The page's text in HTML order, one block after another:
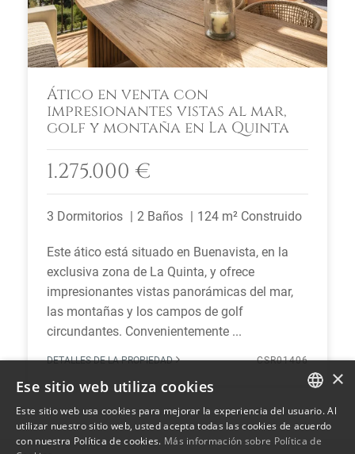
Ático en venta con
impresionantes vistas al mar,
golf y montaña en La Quinta
1.275.000 €
3 Dormitorios 2 Baños 124 m² Construido
Este ático está situado en Buenavista, en la
exclusiva zona de La Quinta, y ofrece
impresionantes vistas panorámicas del mar,
las montañas y los campos de golf
circundantes. Convenientemente ...
DETALLES DE LA PROPIEDAD CSR01406
ENGLISH
SPANISH
×
Ese sitio web utiliza cookies
Este sitio web usa cookies para mejorar la experiencia del usuario. Al
utilizar nuestro sitio web, usted acepta todas las cookies de acuerdo
con nuestra Política de cookies. Más información sobre Política de